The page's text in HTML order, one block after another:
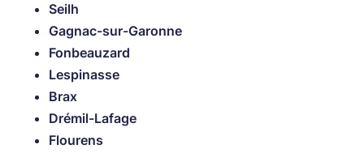
Seilh
Gagnac-sur-Garonne
Fonbeauzard
Lespinasse
Brax
Drémil-Lafage
Flourens